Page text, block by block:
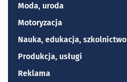
Moda, uroda
Motoryzacja
Nauka, edukacja, szkolnictwo
Produkcja, usługi
Reklama